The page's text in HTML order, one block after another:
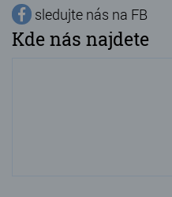
sledujte nás na FB
Kde nás najdete